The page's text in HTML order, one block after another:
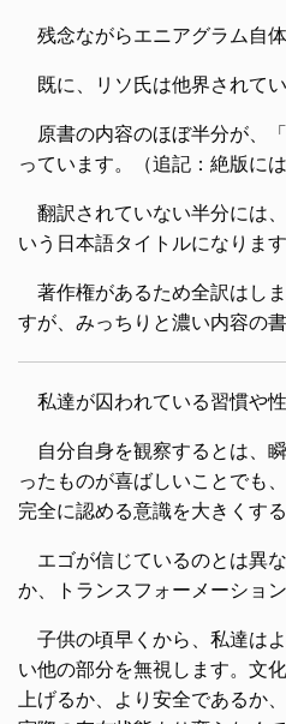
残念ながらエニアグラム自
既に、リソ氏は他界されてい
原書の内容のほぼ半分が、
っています。（追記：絶版に
翻訳されていない半分には
いう日本語タイトルになります
著作権があるため全訳はし
すが、みっちりと濃い内容の書
私達が囚われている習慣や
自分自身を観察するとは、
ったものが喜ばしいことでも
完全に認める意識を大きくす
エゴが信じているのとは異
か、トランスフォーメーショ
子供の頃早くから、私達は
い他の部分を無視します。文
上げるか、より安全であるか